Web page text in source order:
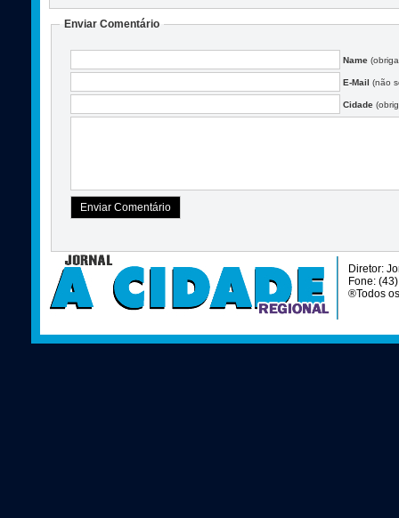
Enviar Comentário
Name
E-Mail (não
Cidade
Diretor:
Fone:
®Todos